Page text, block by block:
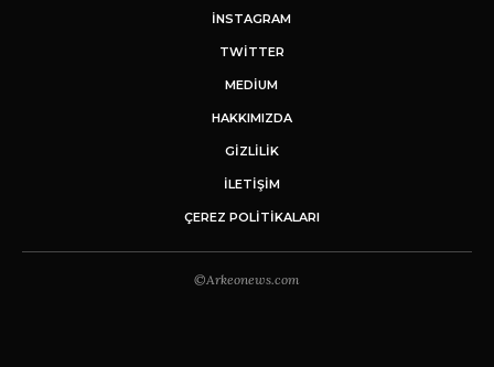
INSTAGRAM
TWITTER
MEDIUM
HAKKIMIZDA
GİZLİLİK
İLETIŞIM
ÇEREZ POLITIKALARI
©Arkeonews.com